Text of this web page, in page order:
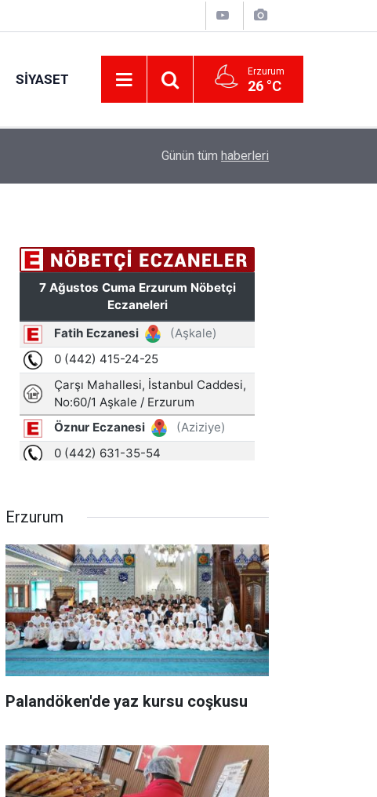
SIYASET Erzurum
26 °C
Erzurum’da gıda ve yem işletmelerine sıkı
Günün tüm haberleri
Erzurum
Palandöken'de yaz kursu coşkusu